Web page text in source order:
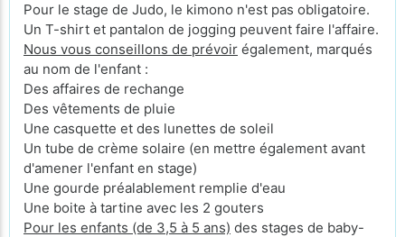
Pour le stage de Judo, le kimono n'est pas obligatoire.
Un T-shirt et pantalon de jogging peuvent faire l'affaire.
Nous vous conseillons de prévoir également, marqués
au nom de l'enfant :
Des affaires de rechange
Des vêtements de pluie
Une casquette et des lunettes de soleil
Un tube de crème solaire (en mettre également avant
d'amener l'enfant en stage)
Une gourde préalablement remplie d'eau
Une boite à tartine avec les 2 gouters
Pour les enfants (de 3,5 à 5 ans) des stages de baby-